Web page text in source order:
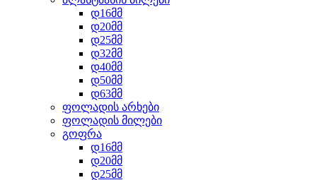
დ16მმ
დ20მმ
დ25მმ
დ32მმ
დ40მმ
დ50მმ
დ63მმ
ფოლადის არხები
ფოლადის მილები
გოფრა
დ16მმ
დ20მმ
დ25მმ